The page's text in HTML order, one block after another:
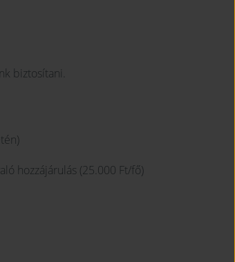
biztosítani.
hozzájárulás (25.000 Ft/fő)